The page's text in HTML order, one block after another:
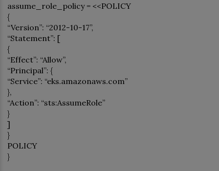
assume_role_policy = <<POLICY
{
“Version”: “2012-10-17”,
“Statement”: [
{
“Effect”: “Allow”,
“Principal”: {
“Service”: “eks.amazonaws.com”
},
“Action”: “sts:AssumeRole”
}
]
}
POLICY
}